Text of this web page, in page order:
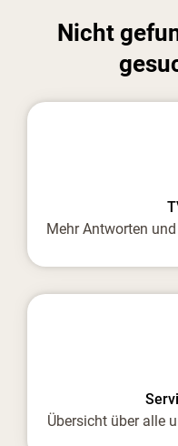
Nicht
Mehr Antworten
Übersicht über alle